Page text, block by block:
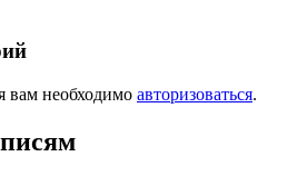
вам необходимо авторизоваться.